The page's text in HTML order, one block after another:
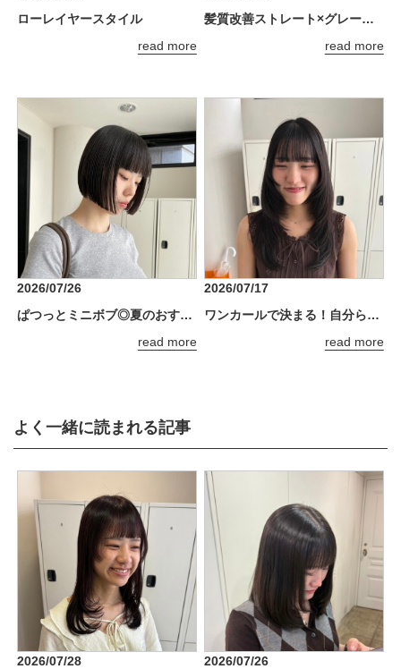
ローレイヤースタイル
read more
髪質改善ストレート×グレージュで理想のツヤ髪へ
read more
2026/07/26
ぱつっとミニボブ◎夏のおすすめスタイル
read more
2026/07/17
ワンカールで決まる！自分らしさ全開のザクザクレイヤー
read more
よく一緒に読まれる記事
2026/07/28
2026/07/26